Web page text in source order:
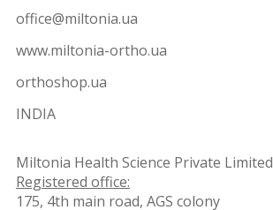
office@miltonia.ua
www.miltonia-ortho.ua
orthoshop.ua
INDIA
Miltonia Health Science Private Limited
Registered office:
175, 4th main road, AGS colony